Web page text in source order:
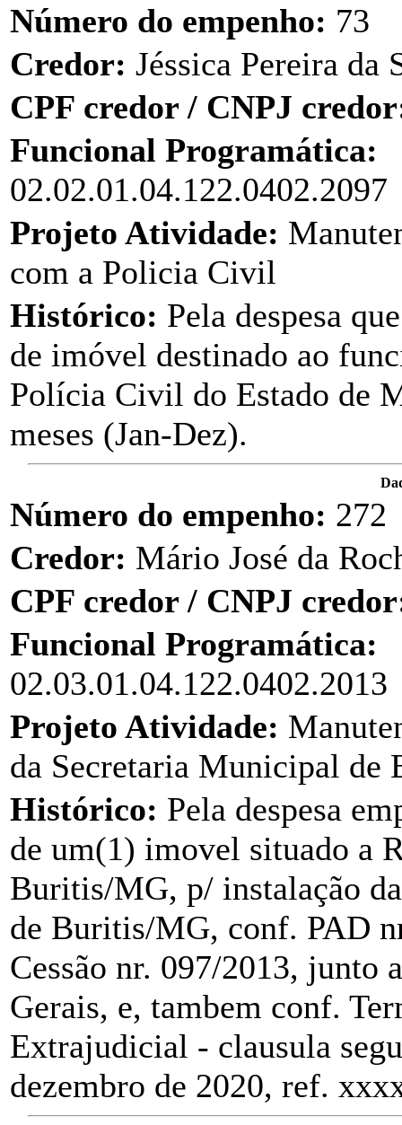
Número do empenho: 73
Credor: Jéssica Pereira da
CPF credor / CNPJ
Funcional Programática:
02.02.01.04.122.0402.2097
Projeto Atividade:
com a Policia Civil
Histórico: Pela despesa
de imóvel destinado ao
Polícia Civil do Estado de
meses (Jan-Dez).
Número do empenho: 272
Credor: Mário José da
CPF credor / CNPJ
Funcional Programática:
02.03.01.04.122.0402.2013
Projeto Atividade:
da Secretaria Municipal de
Histórico: Pela despesa
de um(1) imovel situado a
Buritis/MG, p/ instalação
de Buritis/MG, conf. PAD
Cessão nr. 097/2013,
Gerais, e, tambem conf.
Extrajudicial - clausula
dezembro de 2020, ref.